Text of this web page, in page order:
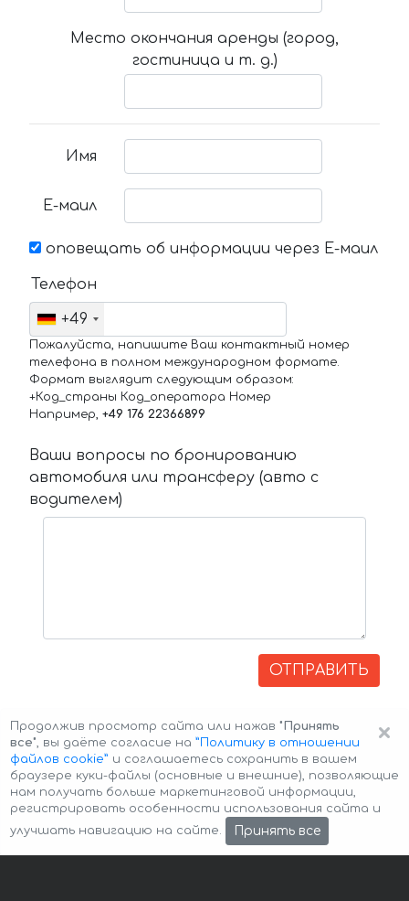
Место окончания аренды (город,
гостиница и т. д.)
Имя
Е-маил
оповещать об информации через Е-маил
Телефон
+49
Пожалуйста, напишите Ваш контактный номер
телефона в полном международном формате.
Формат выглядит следующим образом:
+Код_страны Код_оператора Номер
Например, +49 176 22366899
Ваши вопросы по бронированию
автомобиля или трансферу (авто с
водителем)
ОТПРАВИТЬ
Авторские права © 2026 Авто-Аренда Cookie Policy
×
Продолжив просмотр сайта или нажав "Принять
все", вы даёте согласие на ”Политику в отношении
файлов cookie” и соглашаетесь сохранить в вашем
браузере куки-файлы (основные и внешние), позволяющие
нам получать больше маркетинговой информации,
регистрировать особенности использования сайта и
улучшать навигацию на сайте.
Принять все